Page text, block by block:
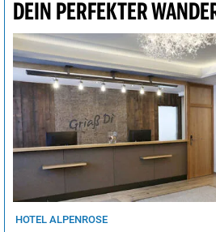
DEIN PERFEKTER
HOTEL ALPENROSE